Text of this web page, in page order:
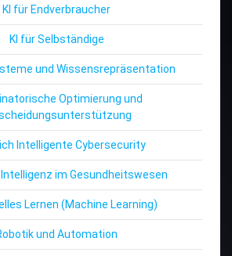
KI für Endverbraucher
KI für Selbständige
und Wissensrepräsentation
Optimierung und
Intelligente Cybersecurity
im Gesundheitswesen
Lernen (Machine Learning)
und Automation